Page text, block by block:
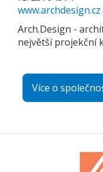
www.archdesign.cz
Arch.Design -
největší projekční
Více o